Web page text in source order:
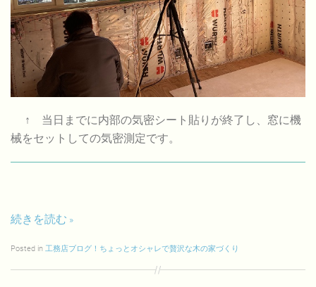
↑ 当日までに内部の気密シート貼りが終了し、窓に機
械をセットしての気密測定です。
続きを読む
Posted in 工務店ブログ！ちょっとオシャレで贅沢な木の家づくり